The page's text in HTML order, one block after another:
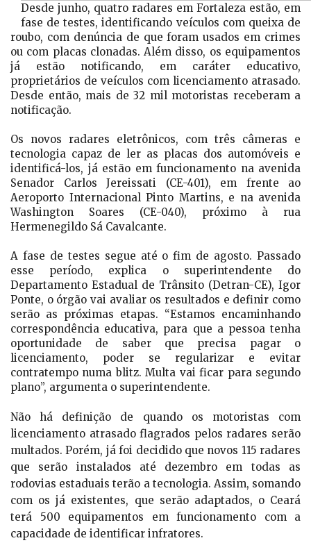
Desde junho, quatro radares em Fortaleza estão, em
fase de testes, identificando veículos com queixa de
roubo, com denúncia de que foram usados em crimes
ou com placas clonadas. Além disso, os equipamentos
já estão notificando, em caráter educativo,
proprietários de veículos com licenciamento atrasado.
Desde então, mais de 32 mil motoristas receberam a
notificação.
Os novos radares eletrônicos, com três câmeras e
tecnologia capaz de ler as placas dos automóveis e
identificá-los, já estão em funcionamento na avenida
Senador Carlos Jereissati (CE-401), em frente ao
Aeroporto Internacional Pinto Martins, e na avenida
Washington Soares (CE-040), próximo à rua
Hermenegildo Sá Cavalcante.
A fase de testes segue até o fim de agosto. Passado
esse período, explica o superintendente do
Departamento Estadual de Trânsito (Detran-CE), Igor
Ponte, o órgão vai avaliar os resultados e definir como
serão as próximas etapas. “Estamos encaminhando
correspondência educativa, para que a pessoa tenha
oportunidade de saber que precisa pagar o
licenciamento, poder se regularizar e evitar
contratempo numa blitz. Multa vai ficar para segundo
plano”, argumenta o superintendente.
Não há definição de quando os motoristas com
licenciamento atrasado flagrados pelos radares serão
multados. Porém, já foi decidido que novos 115 radares
que serão instalados até dezembro em todas as
rodovias estaduais terão a tecnologia. Assim, somando
com os já existentes, que serão adaptados, o Ceará
terá 500 equipamentos em funcionamento com a
capacidade de identificar infratores.